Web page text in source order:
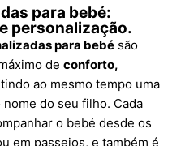
para bebé:
personalização.
para bebé são
de conforto,
ao mesmo tempo uma
do seu filho. Cada
o bebé desde os
em passeios, e também é